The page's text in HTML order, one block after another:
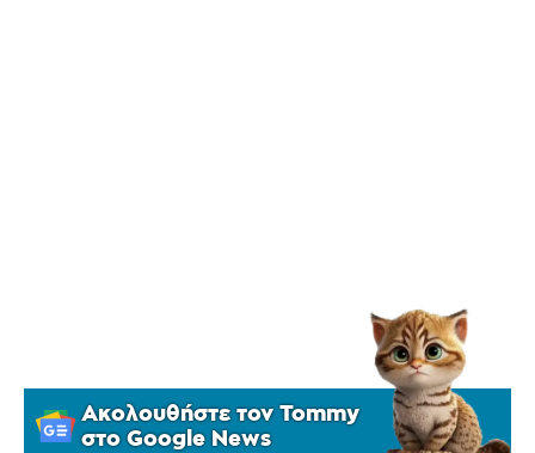
Ακολουθήστε τον Tommy
στο Google News